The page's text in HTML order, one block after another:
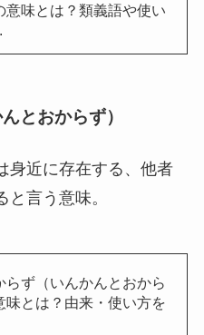
意味とは？類義語や使い
とおからず）
身近に存在する、他者
言う意味。
らず（いんかんとおから
味とは？由来・使い方を